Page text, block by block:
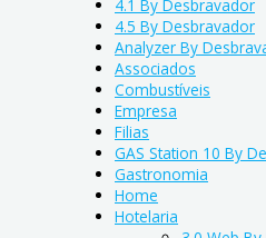
4.1 By Desbravador
4.5 By Desbravador
Analyzer By
Associados
Combustíveis
Empresa
Filias
GAS Station 10 By
Gastronomia
Home
Hotelaria